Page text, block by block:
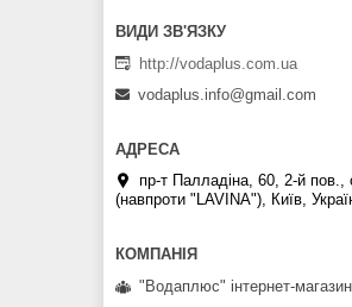
http://vodaplus.com.ua
vodaplus.info@gmail.com
пр-т Палладіна, 60, 2-й пов.,
(навпроти "LAVINA"), Київ,
"Водаплюс" інтернет-магазин